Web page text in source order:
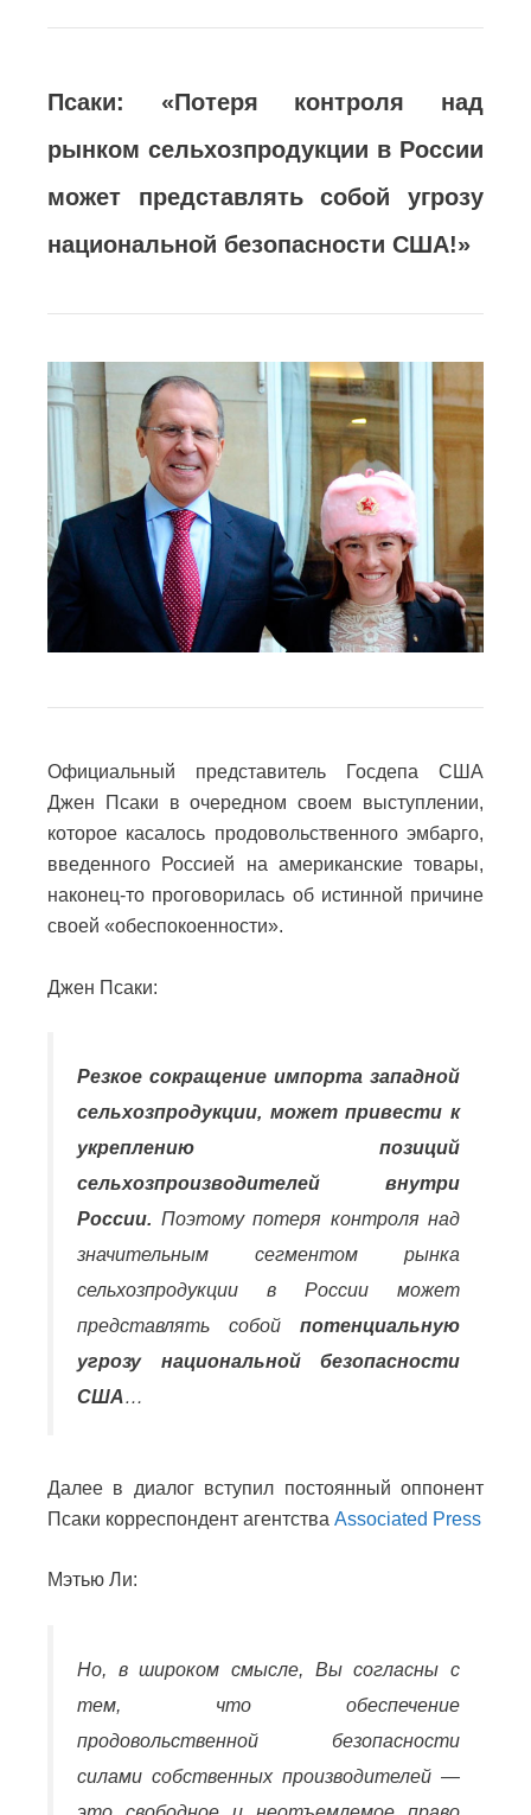
Псаки: «Потеря контроля над
рынком сельхозпродукции в России
может представлять собой угрозу
национальной безопасности США!»
Официальный представитель Госдепа США
Джен Псаки в очередном своем выступлении,
которое касалось продовольственного эмбарго,
введенного Россией на американские товары,
наконец-то проговорилась об истинной причине
своей «обеспокоенности».
Джен Псаки:
Резкое сокращение импорта западной
сельхозпродукции, может привести к
укреплению позиций
сельхозпроизводителей внутри
России. Поэтому потеря контроля над
значительным сегментом рынка
сельхозпродукции в России может
представлять собой потенциальную
угрозу национальной безопасности
США…
Далее в диалог вступил постоянный оппонент
Псаки корреспондент агентства Associated Press
Мэтью Ли:
Но, в широком смысле, Вы согласны с
тем, что обеспечение
продовольственной безопасности
силами собственных производителей —